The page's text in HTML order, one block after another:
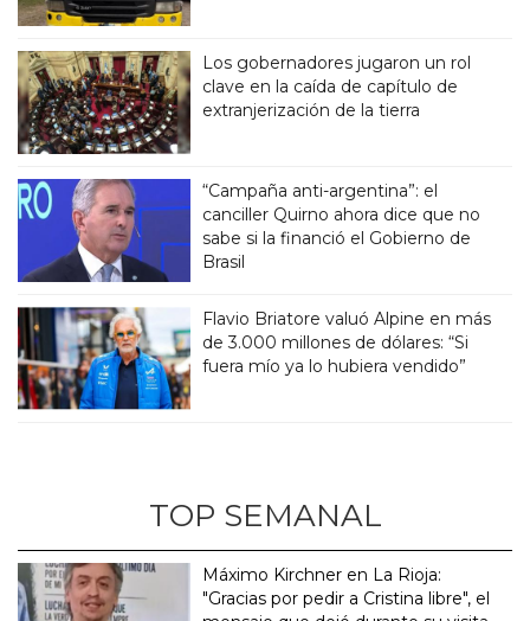
Los gobernadores jugaron un rol
clave en la caída de capítulo de
extranjerización de la tierra
“Campaña anti-argentina”: el
canciller Quirno ahora dice que no
sabe si la financió el Gobierno de
Brasil
Flavio Briatore valuó Alpine en más
de 3.000 millones de dólares: “Si
fuera mío ya lo hubiera vendido”
TOP SEMANAL
Máximo Kirchner en La Rioja:
"Gracias por pedir a Cristina libre", el